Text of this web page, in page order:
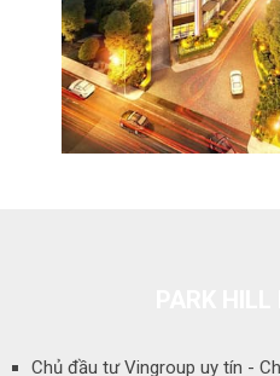
Chủ đầu tư Vingroup uy tín -